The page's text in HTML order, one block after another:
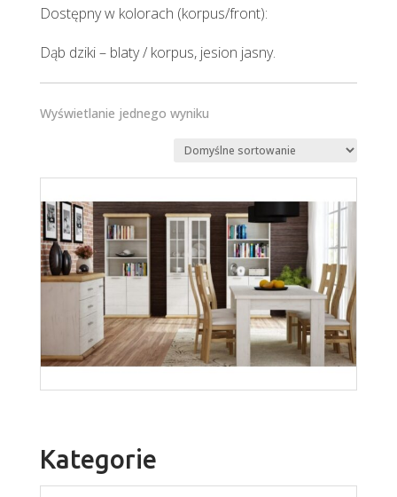
Dostępny w kolorach (korpus/front):
Dąb dziki – blaty / korpus, jesion jasny.
Wyświetlanie jednego wyniku
Kategorie